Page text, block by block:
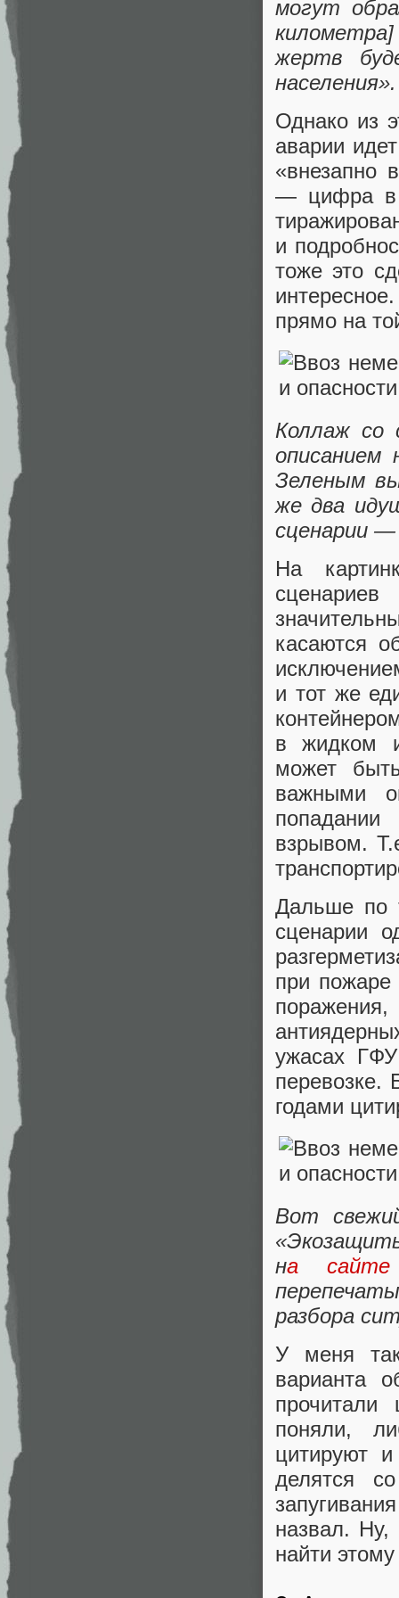
могут
жертв
населения».
Однако из
аварии
«внезапно
— цифра в
и
тоже это
прямо на
Коллаж со
описанием
Зеленым
же два
сценарии
На
касаются
и тот же
в жидком
может
важными
взрывом.
Дальше по
сценарии
при
ужасах
перевозке.
годами
Вот
на
разбора
У меня
варианта
поняли,
цитируют
делятся
назвал. Ну,
найти